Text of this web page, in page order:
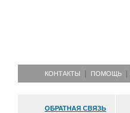
КОНТАКТЫ ПОМОЩЬ
ОБРАТНАЯ СВЯЗЬ